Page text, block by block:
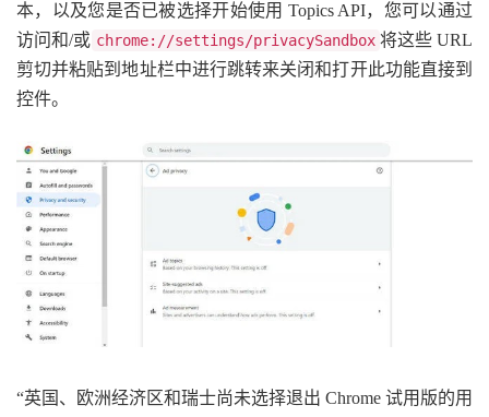
本，以及您是否已被选择开始使用 Topics API，您可以通过
访问和/或 chrome://settings/privacySandbox 将这些 URL
剪切并粘贴到地址栏中进行跳转来关闭和打开此功能直接到
控件。
“英国、欧洲经济区和瑞士尚未选择退出 Chrome 试用版的用